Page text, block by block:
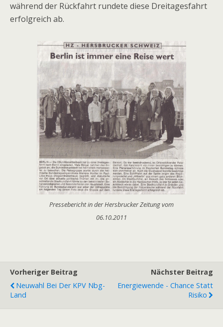
während der Rückfahrt rundete diese Dreitagesfahrt
erfolgreich ab.
Pressebericht in der Hersbrucker Zeitung vom
06.10.2011
Vorheriger Beitrag
Neuwahl Bei Der KPV Nbg-
Land
Nächster Beitrag
Energiewende - Chance Statt
Risiko